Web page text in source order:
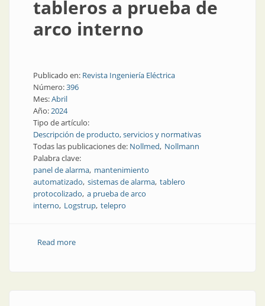
tableros a prueba de
arco interno
Publicado en: Revista Ingeniería Eléctrica
Número:396
Mes:Abril
Año:2024
Tipo de artículo:
Descripción de producto, servicios y normativas
Todas las publicaciones de: Nollmed Nollmann
Palabra clave:
panel de alarma mantenimiento
automatizado sistemas de alarma tablero
protocolizado a prueba de arco
interno Logstrup telepro
Read moreabout Paneles de control y tableros a prueba de arco